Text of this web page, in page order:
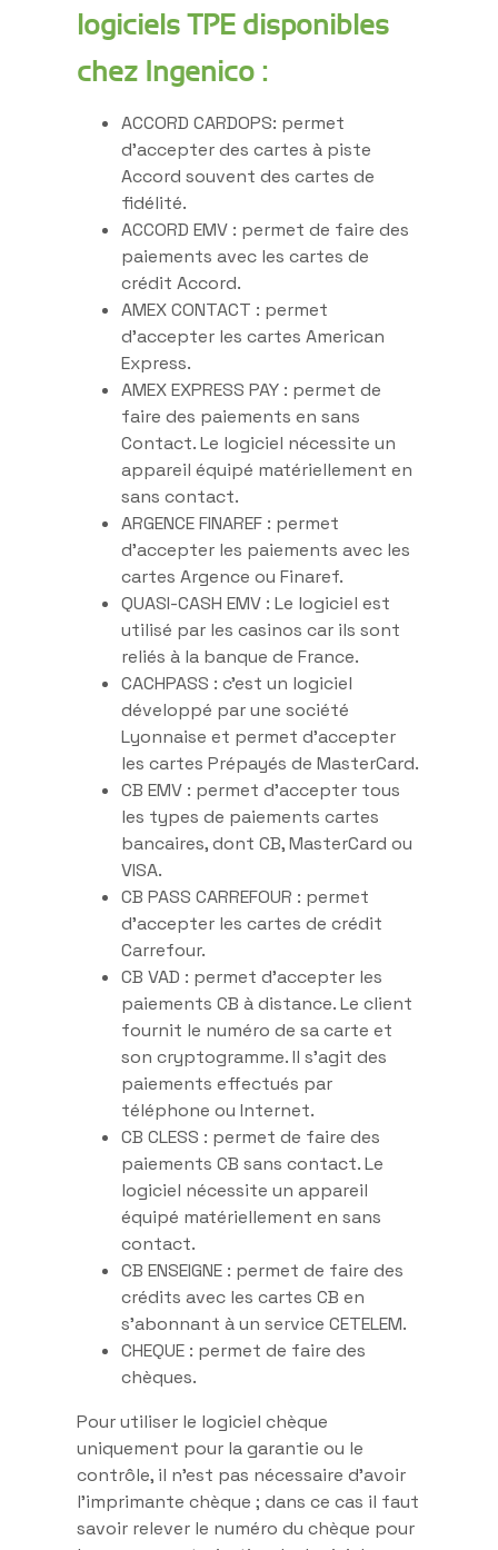
logiciels TPE disponibles
chez Ingenico :
ACCORD CARDOPS: permet
d’accepter des cartes à piste
Accord souvent des cartes de
fidélité.
ACCORD EMV : permet de faire des
paiements avec les cartes de
crédit Accord.
AMEX CONTACT : permet
d’accepter les cartes American
Express.
AMEX EXPRESS PAY : permet de
faire des paiements en sans
Contact. Le logiciel nécessite un
appareil équipé matériellement en
sans contact.
ARGENCE FINAREF : permet
d’accepter les paiements avec les
cartes Argence ou Finaref.
QUASI-CASH EMV : Le logiciel est
utilisé par les casinos car ils sont
reliés à la banque de France.
CACHPASS : c’est un logiciel
développé par une société
Lyonnaise et permet d’accepter
les cartes Prépayés de MasterCard.
CB EMV : permet d’accepter tous
les types de paiements cartes
bancaires, dont CB, MasterCard ou
VISA.
CB PASS CARREFOUR : permet
d’accepter les cartes de crédit
Carrefour.
CB VAD : permet d’accepter les
paiements CB à distance. Le client
fournit le numéro de sa carte et
son cryptogramme. Il s’agit des
paiements effectués par
téléphone ou Internet.
CB CLESS : permet de faire des
paiements CB sans contact. Le
logiciel nécessite un appareil
équipé matériellement en sans
contact.
CB ENSEIGNE : permet de faire des
crédits avec les cartes CB en
s’abonnant à un service CETELEM.
CHEQUE : permet de faire des
chèques.
Pour utiliser le logiciel chèque
uniquement pour la garantie ou le
contrôle, il n’est pas nécessaire d’avoir
l’imprimante chèque ; dans ce cas il faut
savoir relever le numéro du chèque pour